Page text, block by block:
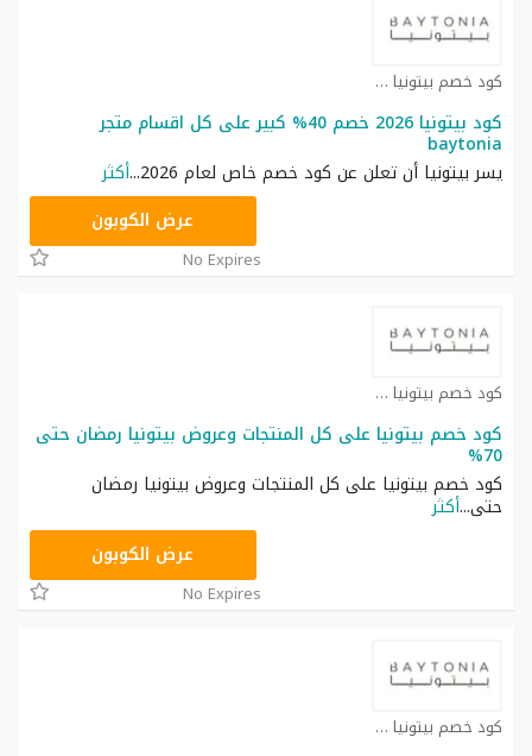
كود خصم بيتونيا كوبون
كود بيتونيا 2026 خصم 40% كبير على كل اقسام متجر
baytonia
يسر بيتونيا أن تعلن عن كود خصم خاص لعام 2026
...أكثر
عرض الكوبون
No Expires
كود خصم بيتونيا كوبون
كود خصم بيتونيا على كل المنتجات وعروض بيتونيا رمضان حتى
70%
كود خصم بيتونيا على كل المنتجات وعروض بيتونيا رمضان
حتى...أكثر
عرض الكوبون
No Expires
كود خصم بيتونيا كوبون